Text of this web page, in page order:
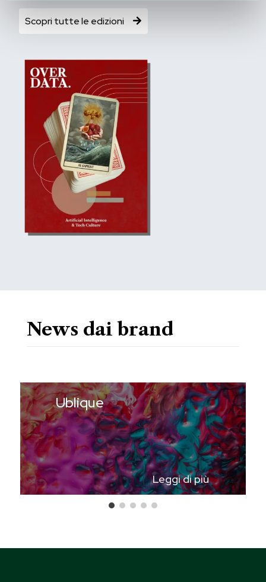
Scopri tutte le edizioni
News dai brand
Ublique
Leggi di più